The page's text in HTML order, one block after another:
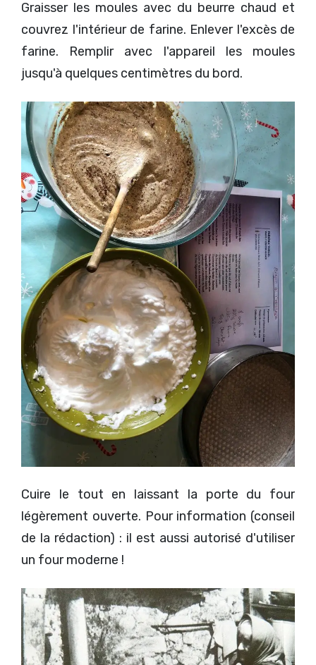
Graisser les moules avec du beurre chaud et
couvrez l'intérieur de farine. Enlever l'excès de
farine. Remplir avec l'appareil les moules
jusqu'à quelques centimètres du bord.
Cuire le tout en laissant la porte du four
légèrement ouverte. Pour information (conseil
de la rédaction) : il est aussi autorisé d'utiliser
un four moderne !